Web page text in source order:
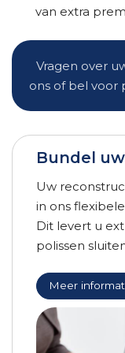
van extra
Vragen over
ons of bel voor
Bundel
Uw
in ons
Dit levert u
polissen
Meer